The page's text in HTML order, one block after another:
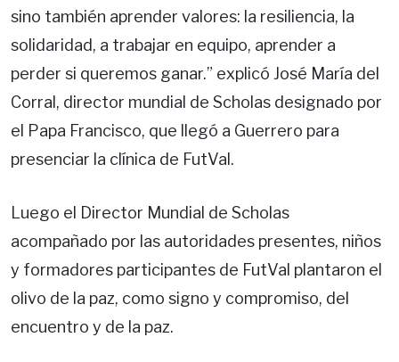
sino también aprender valores: la resiliencia, la
solidaridad, a trabajar en equipo, aprender a
perder si queremos ganar.” explicó José María del
Corral, director mundial de Scholas designado por
el Papa Francisco, que llegó a Guerrero para
presenciar la clínica de FutVal.
Luego el Director Mundial de Scholas
acompañado por las autoridades presentes, niños
y formadores participantes de FutVal plantaron el
olivo de la paz, como signo y compromiso, del
encuentro y de la paz.